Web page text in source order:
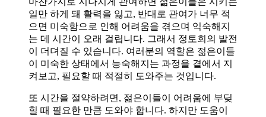
일만 하게 돼 활력을 잃고, 반대로 관여가 너무 적
으면 미숙함으로 인해 어려움을 겪으며 익숙해지
는 데 시간이 오래 걸립니다. 그래서 정토회의 발전
이 더뎌질 수 있습니다. 여러분의 역할은 젊은이들
이 미숙한 상태에서 능숙해지는 과정을 곁에서 지
켜보고, 필요할 때 적절히 도와주는 것입니다.
또 시간을 절약하려면, 젊은이들이 어려움에 부딪
힐 때 필요한 만큼 도와야 합니다. 하지만 도움이